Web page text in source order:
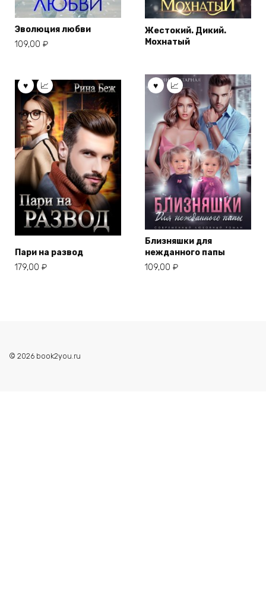
Эволюция любви
109,00 ₽
Жестокий. Дикий.
Мохнатый
Пари на развод
179,00 ₽
Близняшки для
нежданного папы
109,00 ₽
© 2026 book2you.ru